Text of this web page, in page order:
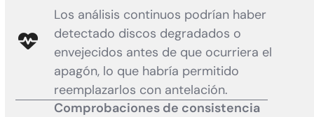
Los análisis continuos podrían haber
detectado discos degradados o
envejecidos antes de que ocurriera el
apagón, lo que habría permitido
reemplazarlos con antelación.
Comprobaciones de consistencia